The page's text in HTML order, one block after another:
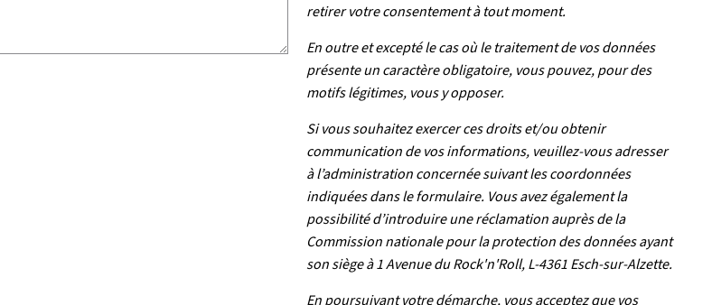
retirer votre consentement à tout moment.
En outre et excepté le cas où le traitement de vos données
présente un caractère obligatoire, vous pouvez, pour des
motifs légitimes, vous y opposer.
Si vous souhaitez exercer ces droits et/ou obtenir
communication de vos informations, veuillez-vous adresser
à l’administration concernée suivant les coordonnées
indiquées dans le formulaire. Vous avez également la
possibilité d’introduire une réclamation auprès de la
Commission nationale pour la protection des données ayant
son siège à 1 Avenue du Rock'n'Roll, L-4361 Esch-sur-Alzette.
En poursuivant votre démarche, vous acceptez que vos